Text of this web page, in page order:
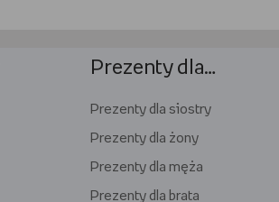
Prezenty dla…
Prezenty dla siostry
Prezenty dla żony
Prezenty dla męża
Prezenty dla brata